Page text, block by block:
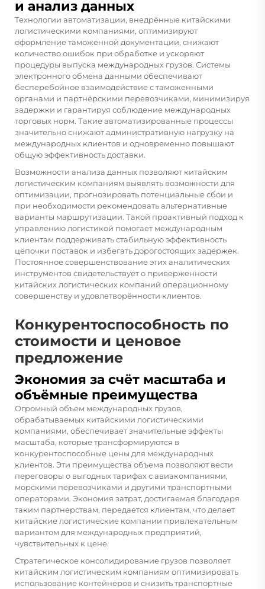
и анализ данных
Технологии автоматизации, внедрённые китайскими
логистическими компаниями, оптимизируют
оформление таможенной документации, снижают
количество ошибок при обработке и ускоряют
процедуры выпуска международных грузов. Системы
электронного обмена данными обеспечивают
бесперебойное взаимодействие с таможенными
органами и партнёрскими перевозчиками, минимизируя
задержки и гарантируя соблюдение международных
торговых норм. Такие автоматизированные процессы
значительно снижают административную нагрузку на
международных клиентов и одновременно повышают
общую эффективность доставки.
Возможности анализа данных позволяют китайским
логистическим компаниям выявлять возможности для
оптимизации, прогнозировать потенциальные сбои и
при необходимости рекомендовать альтернативные
варианты маршрутизации. Такой проактивный подход к
управлению логистикой помогает международным
клиентам поддерживать стабильную эффективность
цепочки поставок и избегать дорогостоящих задержек.
Постоянное совершенствование этих аналитических
инструментов свидетельствует о приверженности
китайских логистических компаний операционному
совершенству и удовлетворённости клиентов.
Конкурентоспособность по
стоимости и ценовое
предложение
Экономия за счёт масштаба и
объёмные преимущества
Огромный объем международных грузов,
обрабатываемых китайскими логистическими
компаниями, обеспечивает значительные эффекты
масштаба, которые трансформируются в
конкурентоспособные цены для международных
клиентов. Эти преимущества объема позволяют вести
переговоры о выгодных тарифах с авиакомпаниями,
морскими перевозчиками и другими транспортными
операторами. Экономия затрат, достигаемая благодаря
таким партнерствам, передается клиентам, что делает
китайские логистические компании привлекательным
вариантом для международных предприятий,
чувствительных к цене.
Стратегическое консолидирование грузов позволяет
китайским логистическим компаниям оптимизировать
использование контейнеров и снизить транспортные